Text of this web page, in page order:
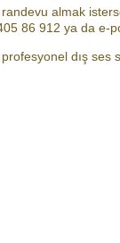
almak
86 912 ya da e-
dış ses